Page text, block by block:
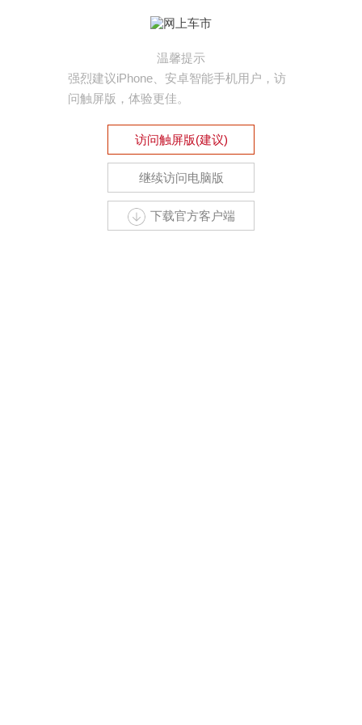
温馨提示
强烈建议iPhone、安卓智能手机用户，访
问触屏版，体验更佳。
访问触屏版(建议)
继续访问电脑版
下载官方客户端